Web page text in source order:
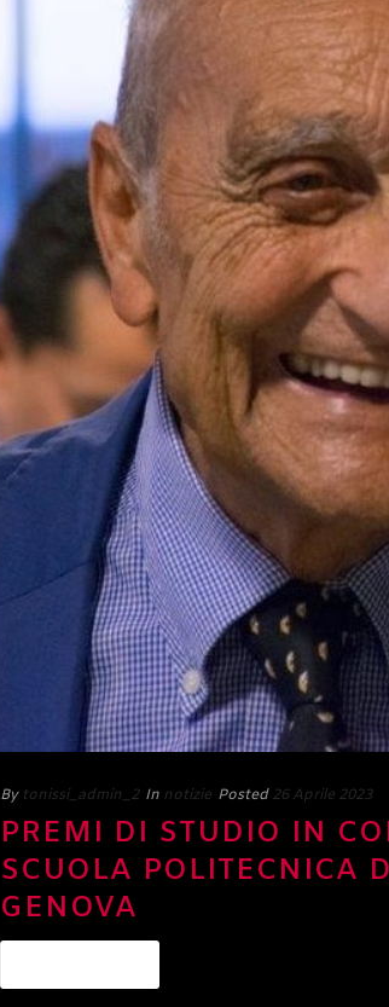
By tonissi_admin_2 In notizie Posted 26 Aprile 2023
PREMI DI STUDIO IN
SCUOLA POLITECNICA
GENOVA